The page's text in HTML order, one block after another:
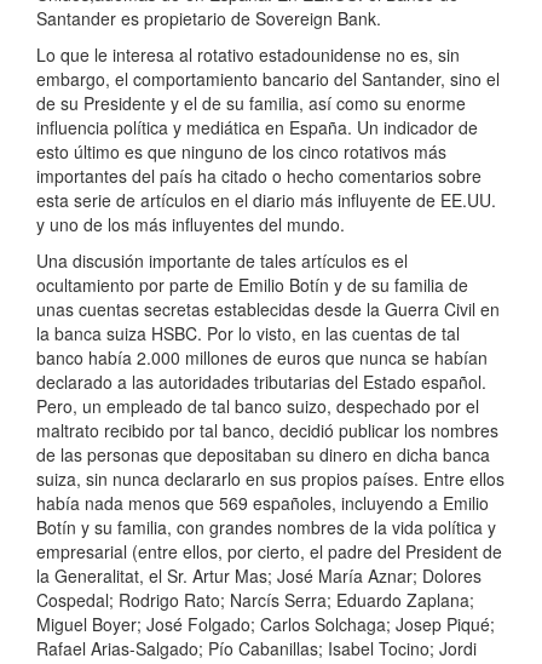
Santander es propietario de Sovereign Bank.
Lo que le interesa al rotativo estadounidense no es, sin
embargo, el comportamiento bancario del Santander, sino el
de su Presidente y el de su familia, así como su enorme
influencia política y mediática en España. Un indicador de
esto último es que ninguno de los cinco rotativos más
importantes del país ha citado o hecho comentarios sobre
esta serie de artículos en el diario más influyente de EE.UU.
y uno de los más influyentes del mundo.
Una discusión importante de tales artículos es el
ocultamiento por parte de Emilio Botín y de su familia de
unas cuentas secretas establecidas desde la Guerra Civil en
la banca suiza HSBC. Por lo visto, en las cuentas de tal
banco había 2.000 millones de euros que nunca se habían
declarado a las autoridades tributarias del Estado español.
Pero, un empleado de tal banco suizo, despechado por el
maltrato recibido por tal banco, decidió publicar los nombres
de las personas que depositaban su dinero en dicha banca
suiza, sin nunca declararlo en sus propios países. Entre ellos
había nada menos que 569 españoles, incluyendo a Emilio
Botín y su familia, con grandes nombres de la vida política y
empresarial (entre ellos, por cierto, el padre del President de
la Generalitat, el Sr. Artur Mas; José María Aznar; Dolores
Cospedal; Rodrigo Rato; Narcís Serra; Eduardo Zaplana;
Miguel Boyer; José Folgado; Carlos Solchaga; Josep Piqué;
Rafael Arias-Salgado; Pío Cabanillas; Isabel Tocino; Jordi